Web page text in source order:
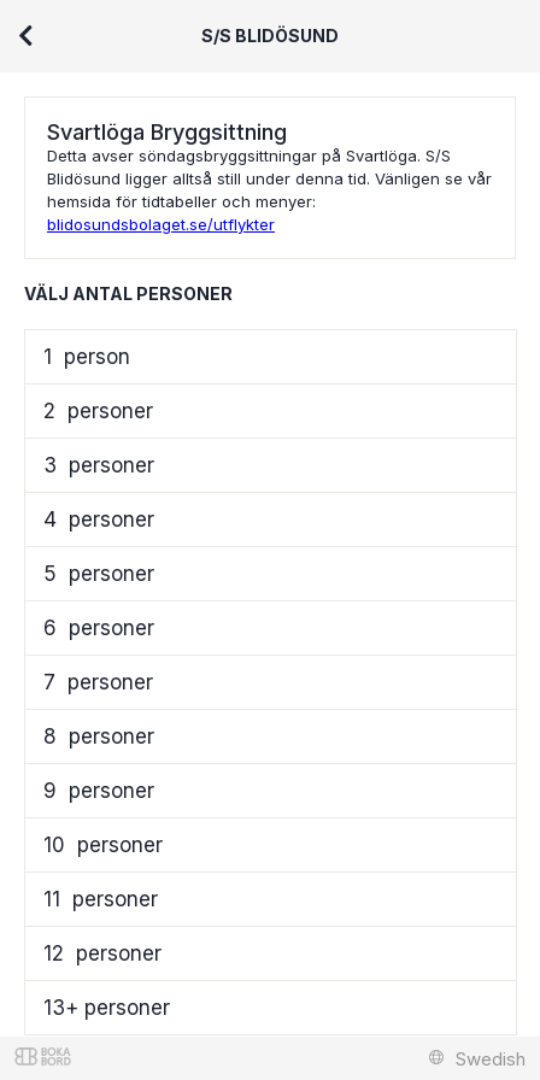
S/S BLIDÖSUND
Svartlöga Bryggsittning
Detta avser söndagsbryggsittningar på Svartlöga. S/S
Blidösund ligger alltså still under denna tid. Vänligen se vår
hemsida för tidtabeller och menyer:
blidosundsbolaget.se/utflykter
VÄLJ ANTAL PERSONER
1 person
2 personer
3 personer
4 personer
5 personer
6 personer
7 personer
8 personer
9 personer
10 personer
11 personer
12 personer
13+ personer
Swedish